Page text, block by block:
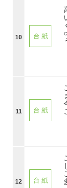
10 台 紙
11 台 紙
12 台 紙